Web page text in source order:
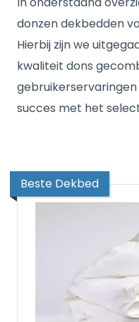
donzen dekbedden
Hierbij zijn we
kwaliteit dons
succes met het
Beste Dekbed